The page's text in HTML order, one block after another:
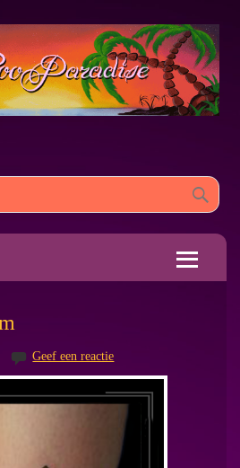
Geef een reactie